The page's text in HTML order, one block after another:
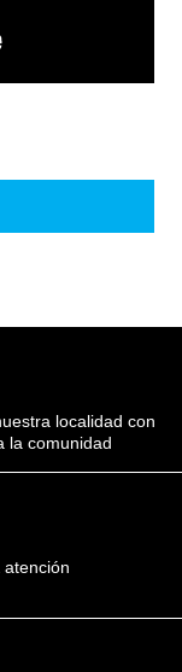
localidad con
la comunidad